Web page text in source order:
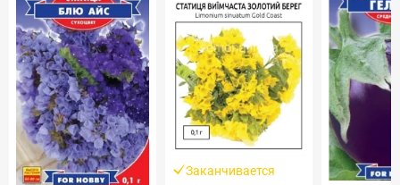
Заканчивается